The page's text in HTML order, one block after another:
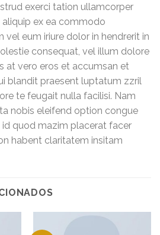
exerci tation ullamcorper
ex ea commodo
vel eum iriure dolor in hendrerit in
consequat, vel illum dolore
at vero eros et accumsan et
blandit praesent luptatum zzril
te feugait nulla facilisi. Nam
nobis eleifend option congue
quod mazim placerat facer
habent claritatem insitam